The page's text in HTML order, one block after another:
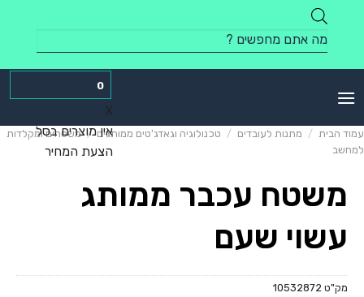
content
Products
search
0
X
אין מוצרים בסל
הצעת המחיר
עמוד הבית / מתנות לעובדים / טכנולוגיה וגאדג'טים ממותגים / משטחים ומקלדות
למחשב
משטח עכבר ממותג
עשוי שעם
מק"ט 10532872